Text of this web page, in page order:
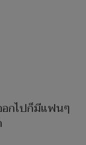
กไปก็มีแฟนๆ